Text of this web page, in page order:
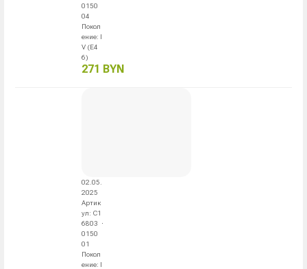
0150
04
Покол
ение: I
V (E4
6)
271 BYN
02.05.
2025
Артик
ул: C1
6803
0150
01
Покол
ение: I